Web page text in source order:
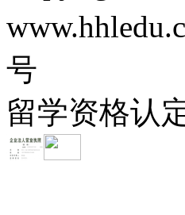
号
留学资格认